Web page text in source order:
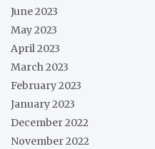
June 2023
May 2023
April 2023
March 2023
February 2023
January 2023
December 2022
November 2022